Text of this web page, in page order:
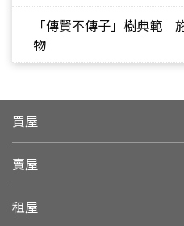
「傳賢不傳子」樹典範
物
買屋
賣屋
租屋